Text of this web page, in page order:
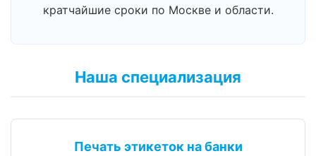
кратчайшие сроки по Москве и области.
Наша специализация
Печать этикеток на банки